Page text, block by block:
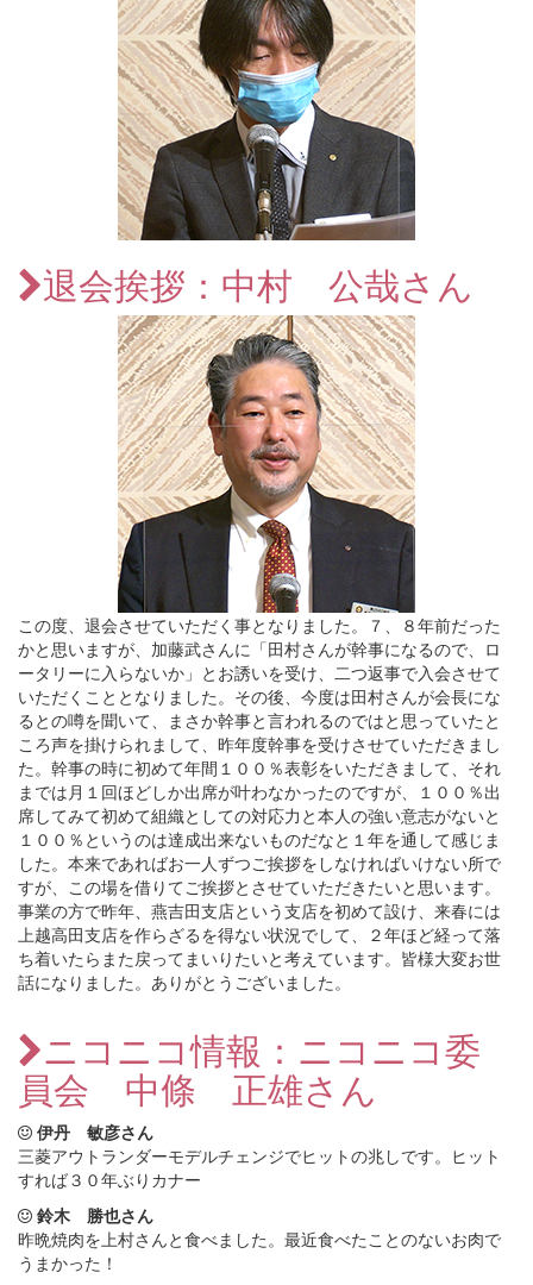
退会挨拶：中村 公哉さん
この度、退会させていただく事となりました。７、８年前だった
かと思いますが、加藤武さんに「田村さんが幹事になるので、ロ
ータリーに入らないか」とお誘いを受け、二つ返事で入会させて
いただくこととなりました。その後、今度は田村さんが会長にな
るとの噂を聞いて、まさか幹事と言われるのではと思っていたと
ころ声を掛けられまして、昨年度幹事を受けさせていただきまし
た。幹事の時に初めて年間１００％表彰をいただきまして、それ
までは月１回ほどしか出席が叶わなかったのですが、１００％出
席してみて初めて組織としての対応力と本人の強い意志がないと
１００％というのは達成出来ないものだなと１年を通して感じま
した。本来であればお一人ずつご挨拶をしなければいけない所で
すが、この場を借りてご挨拶とさせていただきたいと思います。
事業の方で昨年、燕吉田支店という支店を初めて設け、来春には
上越高田支店を作らざるを得ない状況でして、２年ほど経って落
ち着いたらまた戻ってまいりたいと考えています。皆様大変お世
話になりました。ありがとうございました。
ニコニコ情報：ニコニコ委
員会 中條 正雄さん
伊丹 敏彦さん
三菱アウトランダーモデルチェンジでヒットの兆しです。ヒット
すれば３０年ぶりカナー
鈴木 勝也さん
昨晩焼肉を上村さんと食べました。最近食べたことのないお肉で
うまかった！